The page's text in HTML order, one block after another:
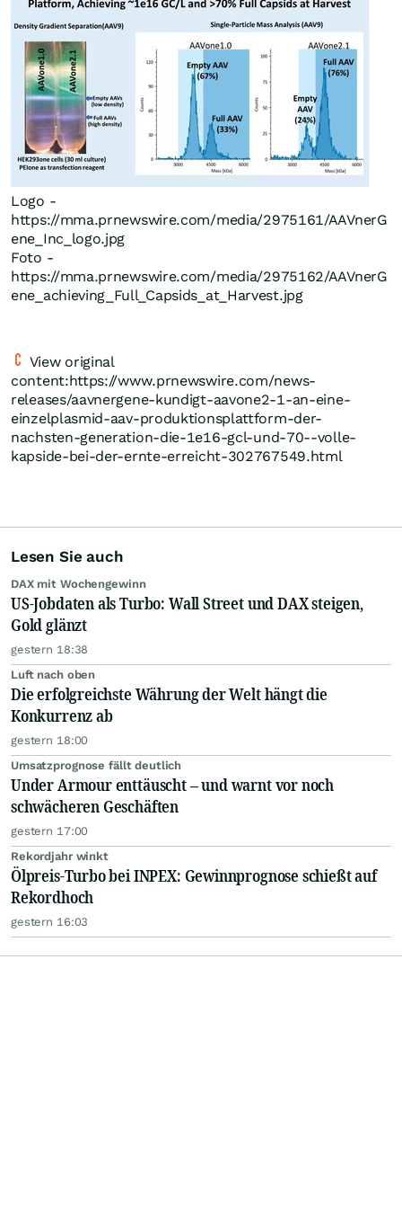
Logo -
https://mma.prnewswire.com/media/2975161/AAVnerG
ene_Inc_logo.jpg
Foto -
https://mma.prnewswire.com/media/2975162/AAVnerG
ene_achieving_Full_Capsids_at_Harvest.jpg
View original
content:https://www.prnewswire.com/news-
releases/aavnergene-kundigt-aavone2-1-an-eine-
einzelplasmid-aav-produktionsplattform-der-
nachsten-generation-die-1e16-gcl-und-70--volle-
kapside-bei-der-ernte-erreicht-302767549.html
Lesen Sie auch
DAX mit Wochengewinn
US-Jobdaten als Turbo: Wall Street und DAX steigen,
Gold glänzt
gestern 18:38
Luft nach oben
Die erfolgreichste Währung der Welt hängt die
Konkurrenz ab
gestern 18:00
Umsatzprognose fällt deutlich
Under Armour enttäuscht – und warnt vor noch
schwächeren Geschäften
gestern 17:00
Rekordjahr winkt
Ölpreis-Turbo bei INPEX: Gewinnprognose schießt auf
Rekordhoch
gestern 16:03